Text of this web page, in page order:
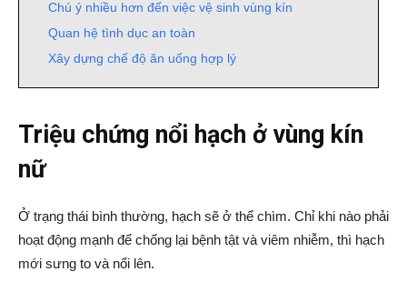
Chú ý nhiều hơn đến việc vệ sinh vùng kín
Quan hệ tình dục an toàn
Xây dựng chế độ ăn uống hợp lý
Triệu chứng nổi hạch ở vùng kín
nữ
Ở trạng thái bình thường, hạch sẽ ở thể chìm. Chỉ khi nào phải
hoạt động mạnh để chống lại bệnh tật và viêm nhiễm, thì hạch
mới sưng to và nổi lên.